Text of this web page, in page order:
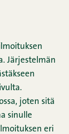
Järjestelmän
joten sitä
sinulle
eri